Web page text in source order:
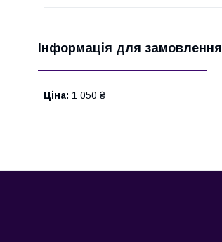
Інформація для замовлення
Ціна: 1 050 ₴